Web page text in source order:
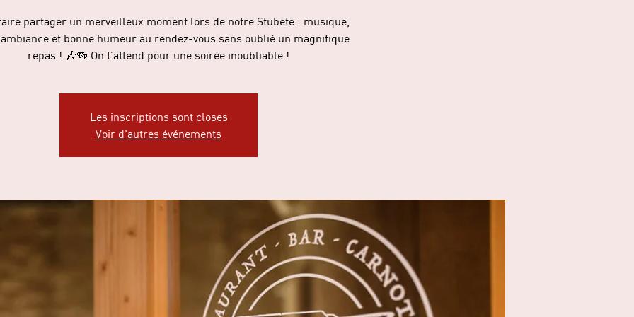
partager un merveilleux moment lors de notre Stubete : musique,
et bonne humeur au rendez-vous sans oublié un magnifique
repas ! 🎶🍻 On t’attend pour une soirée inoubliable !
Les inscriptions sont closes
Voir d'autres événements